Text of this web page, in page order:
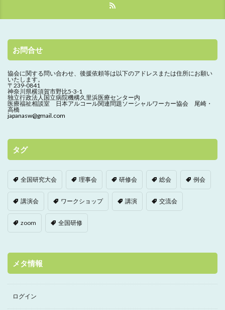
お問合せ
協会に関する問い合わせ、 後援依頼等は以下のアドレスまたは住所にお願い
いたします。
〒239-0841
神奈川県横須賀市野比5-3-1
独立行政法人国立病院機構久里浜医療センター内
医療福祉相談室 日本アルコール関連問題ソーシャルワーカー協会 尾崎・
高橋
japanasw@gmail.com
タグ
全国研究大会 理事会 研修会 総会 例会
講演会 ワークショップ 講演 交流会
zoom 全国研修
メタ情報
ログイン